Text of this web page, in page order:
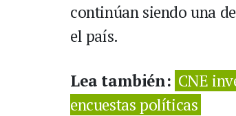
continúan siendo una
el país.
Lea también: CNE
encuestas políticas